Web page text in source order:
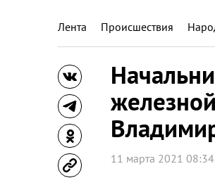
Лента Происшествия
11 марта 2021 08:34